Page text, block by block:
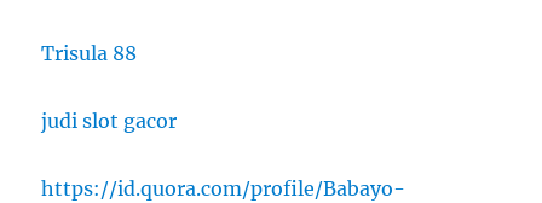
Trisula 88
judi slot gacor
https://id.quora.com/profile/Babayo-